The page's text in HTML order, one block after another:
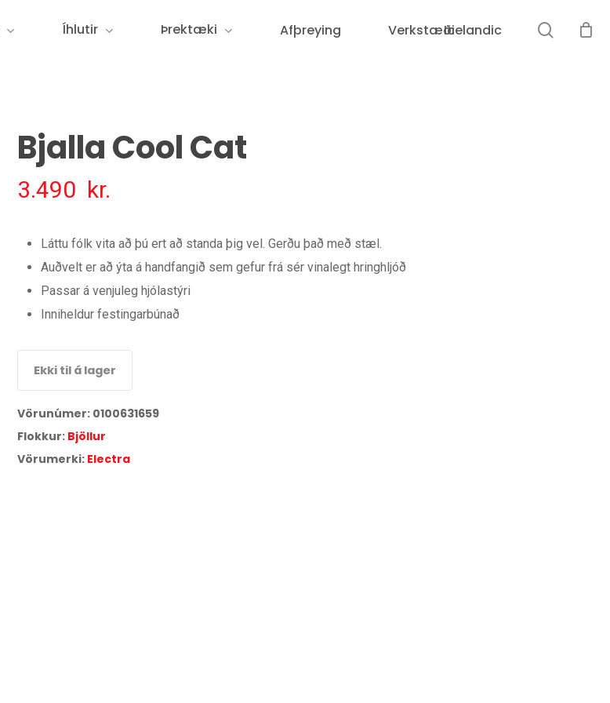
Íhlutir Þrektæki Afþreying VerkstæðiIcelandic
Bjalla Cool Cat
3.490 kr.
Láttu fólk vita að þú ert að standa þig vel. Gerðu það með stæl.
Auðvelt er að ýta á handfangið sem gefur frá sér vinalegt hringhljóð
Passar á venjuleg hjólastýri
Inniheldur festingarbúnað
Ekki til á lager
Vörunúmer: 0100631659
Flokkur: Bjöllur
Vörumerki: Electra